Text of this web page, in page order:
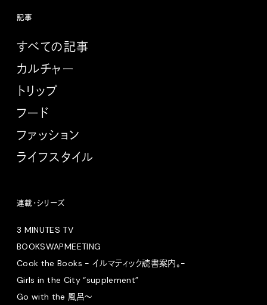
記事
すべての記事
カルチャー
トリップ
フード
ファッション
ライフスタイル
連載・シリーズ
3 MINUTES TV
BOOKSWAPMEETING
Cook the Books - イルマティック読書案内。-
Girls in the City “supplement”
Go with the 風呂〜